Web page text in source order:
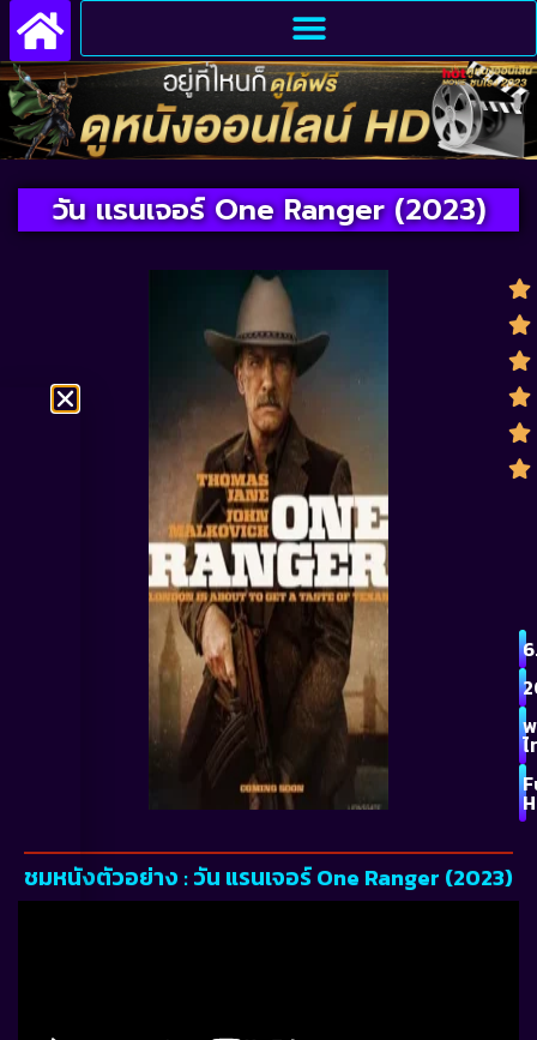
วัน แรนเจอร์ One Ranger (2023)
ชมหนังตัวอย่าง : วัน แรนเจอร์ One Ranger (2023)